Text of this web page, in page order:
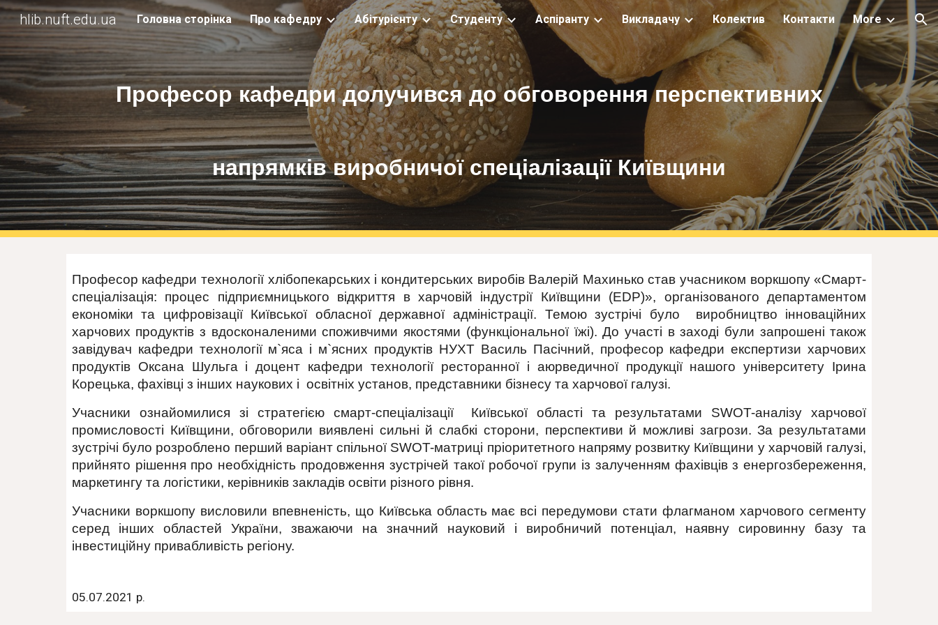
Skip to main content Skip to navigation
hlib.nuft.edu.ua Головна сторінка Про кафедру Абітурієнту Студенту Аспіранту Викладачу Колектив Контакти More
Професор кафедри долучився до обговорення перспективних
напрямків виробничої спеціалізації Київщини
Професор кафедри технології хлібопекарських і кондитерських виробів Валерій Махинько став учасником воркшопу «Смарт-
спеціалізація: процес підприємницького відкриття в харчовій індустрії Київщини (EDP)», організованого департаментом
економіки та цифровізації Київської обласної державної адміністрації. Темою зустрічі було виробництво інноваційних
харчових продуктів з вдосконаленими споживчими якостями (функціональної їжі). До участі в заході були запрошені також
завідувач кафедри технології м`яса і м`ясних продуктів НУХТ Василь Пасічний, професор кафедри експертизи харчових
продуктів Оксана Шульга і доцент кафедри технології ресторанної і аюрведичної продукції нашого університету Ірина
Корецька, фахівці з інших наукових і освітніх установ, представники бізнесу та харчової галузі.
Учасники ознайомилися зі стратегією смарт-спеціалізації Київської області та результатами SWOT-аналізу харчової
промисловості Київщини, обговорили виявлені сильні й слабкі сторони, перспективи й можливі загрози. За результатами
зустрічі було розроблено перший варіант спільної SWOT-матриці пріоритетного напряму розвитку Київщини у харчовій галузі,
прийнято рішення про необхідність продовження зустрічей такої робочої групи із залученням фахівців з енергозбереження,
маркетингу та логістики, керівників закладів освіти різного рівня.
Учасники воркшопу висловили впевненість, що Київська область має всі передумови стати флагманом харчового сегменту
серед інших областей України, зважаючи на значний науковий і виробничий потенціал, наявну сировинну базу та
інвестиційну привабливість регіону.
05.07.2021 р.